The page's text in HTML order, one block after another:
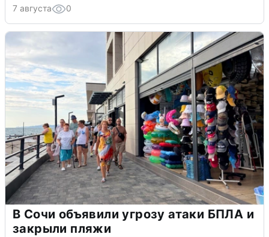
7 августа 0
В Сочи объявили угрозу атаки БПЛА и
закрыли пляжи